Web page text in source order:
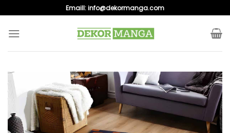
to
content
Emaill:info@dekormanga.com